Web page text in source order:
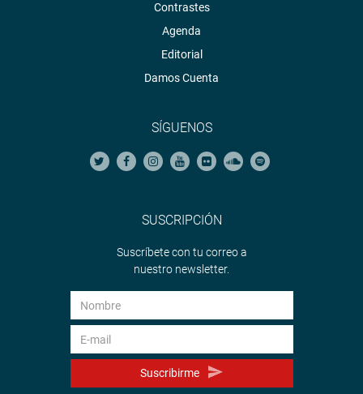
Contrastes
Agenda
Editorial
Damos Cuenta
SÍGUENOS
SUSCRIPCIÓN
Suscríbete con tu correo a
nuestro newsletter.
Suscribirme